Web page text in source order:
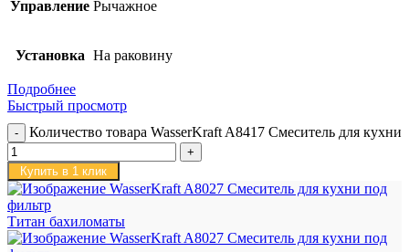
Управление Рычажное
Установка На раковину
Подробнее
Быстрый просмотр
Количество товара WasserKraft A8417 Смеситель для кухни
Купить в 1 клик
Титан бахиломаты